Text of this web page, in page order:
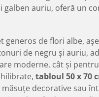
galben auriu, oferă un
generos de flori albe,
de negru și auriu,
moderne, cât și
tabloul 50 x 70
măsuțe decorative sau